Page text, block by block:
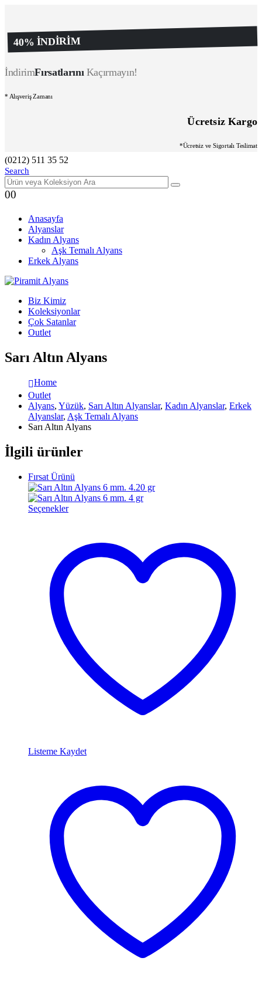
40% İNDİRİM
İndirimFırsatlarınıKaçırmayın!
* Alışveriş Zamanı
Ücretsiz Kargo
*Ücretsiz ve Sigortalı Teslimat
(0212) 511 35 52
Search
00
Anasayfa
Alyanslar
Kadın Alyans
Aşk Temalı Alyans
Erkek Alyans
Biz Kimiz
Koleksiyonlar
Çok Satanlar
Outlet
Sarı Altın Alyans
Home
Outlet
Alyans, Yüzük, Sarı Altın Alyanslar, Kadın Alyanslar, Erkek
Alyanslar, Aşk Temalı Alyans
Sarı Altın Alyans
İlgili ürünler
Fırsat Ürünü
Seçenekler
Listeme Kaydet